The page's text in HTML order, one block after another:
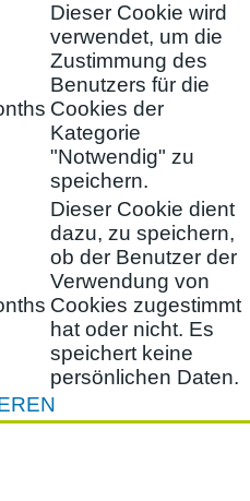
Dieser Cookie wird
verwendet, um die
Zustimmung des
Benutzers für die
Cookies der
Kategorie
"Notwendig" zu
speichern.
Dieser Cookie dient
dazu, zu speichern,
ob der Benutzer der
Verwendung von
Cookies zugestimmt
hat oder nicht. Es
speichert keine
persönlichen Daten.